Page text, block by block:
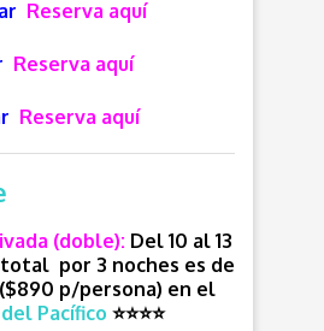
Reserva aquí
Reserva aquí
Reserva aquí
(doble): Del 10 al 13
por 3 noches es de
p/persona) en el
Pacífico ⭐⭐⭐⭐